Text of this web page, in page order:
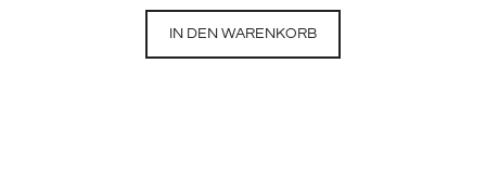
IN DEN WARENKORB